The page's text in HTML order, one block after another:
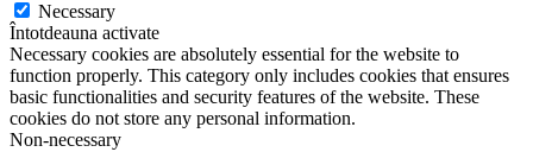
Necessary
Întotdeauna activate
Necessary cookies are absolutely essential for the website to
function properly. This category only includes cookies that ensures
basic functionalities and security features of the website. These
cookies do not store any personal information.
Non-necessary